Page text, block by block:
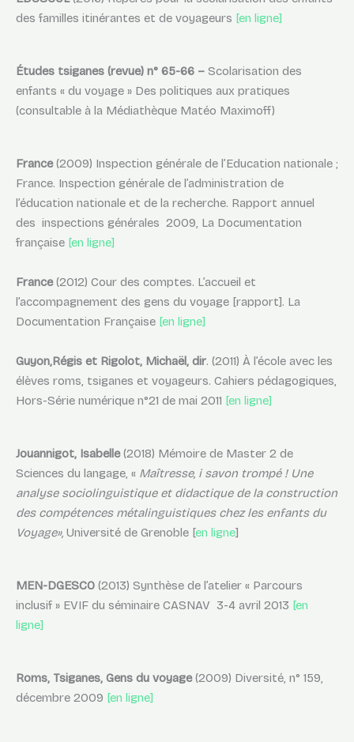
des familles itinérantes et de voyageurs [en ligne]
Études tsiganes (revue) n° 65-66 – Scolarisation des
enfants « du voyage » Des politiques aux pratiques
(consultable à la Médiathèque Matéo Maximoff)
France(2009) Inspection générale de l’Education nationale ;
France. Inspection générale de l’administration de
l’éducation nationale et de la recherche. Rapport annuel
des inspections générales 2009, La Documentation
française [en ligne]
France(2012) Cour des comptes. L’accueil et
l’accompagnement des gens du voyage [rapport]. La
Documentation Française [en ligne]
Guyon,Régis et Rigolot, Michaël, dir. (2011) À l’école avec les
élèves roms, tsiganes et voyageurs. Cahiers pédagogiques,
Hors-Série numérique n°21 de mai 2011 [en ligne]
Jouannigot, Isabelle(2018) Mémoire de Master 2 de
Sciences du langage, « Maîtresse, i savon trompé ! Une
analyse sociolinguistique et didactique de la construction
des compétences métalinguistiques chez les enfants du
Voyage», Université de Grenoble [en ligne]
MEN-DGESCO (2013) Synthèse de l’atelier « Parcours
inclusif » EVIF du séminaire CASNAV 3-4 avril 2013 [en
ligne]
Roms, Tsiganes, Gens du voyage(2009) Diversité, n° 159,
décembre 2009 [en ligne]